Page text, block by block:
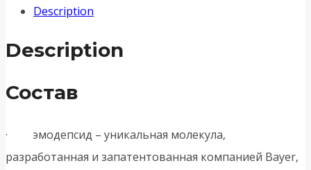
Description
Description
Состав
· эмодепсид – уникальная молекула,
разработанная и запатентованная компанией Bayer,